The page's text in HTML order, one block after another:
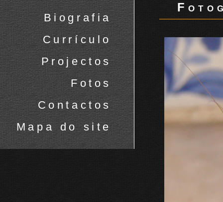
Biografia
Currículo
Projectos
Fotos
Contactos
Mapa do site